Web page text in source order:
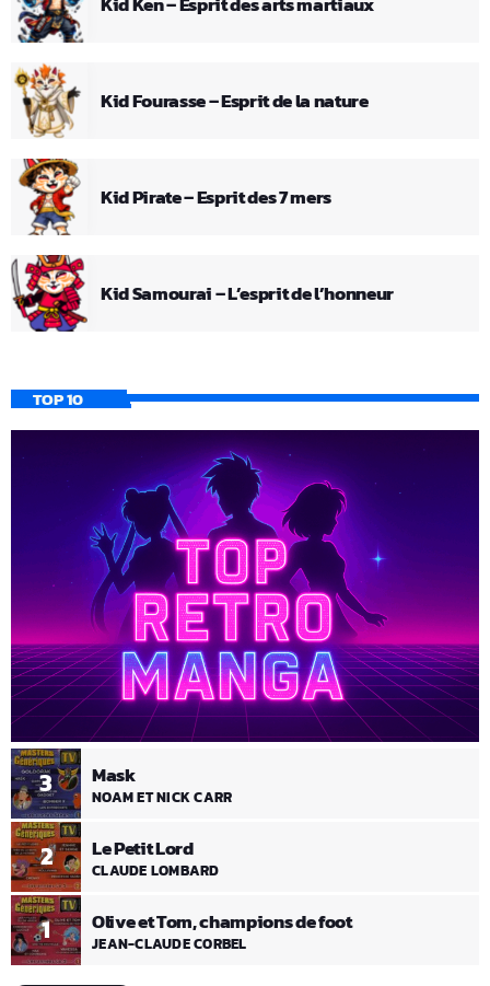
Kid Fourasse – Esprit de la nature
Kid Pirate – Esprit des 7 mers
Kid Samourai – L’esprit de l’honneur
TOP 10
1 Olive et Tom, champions de foot
JEAN-CLAUDE CORBEL
2 Le Petit Lord
CLAUDE LOMBARD
3 Mask
NOAM ET NICK CARR